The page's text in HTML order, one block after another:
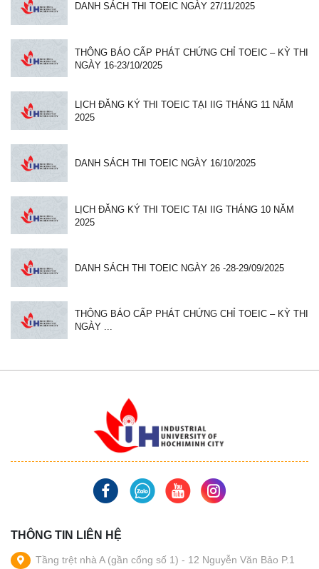
DANH SÁCH THI TOEIC NGÀY 27/11/2025
THÔNG BÁO CẤP PHÁT CHỨNG CHỈ TOEIC – KỲ THI
NGÀY 16-23/10/2025
LỊCH ĐĂNG KÝ THI TOEIC TẠI IIG THÁNG 11 NĂM
2025
DANH SÁCH THI TOEIC NGÀY 16/10/2025
LỊCH ĐĂNG KÝ THI TOEIC TẠI IIG THÁNG 10 NĂM
2025
DANH SÁCH THI TOEIC NGÀY 26 -28-29/09/2025
THÔNG BÁO CẤP PHÁT CHỨNG CHỈ TOEIC – KỲ THI
NGÀY ...
THÔNG TIN LIÊN HỆ
Tầng trệt nhà A (gần cổng số 1) - 12 Nguyễn Văn Bảo P.1